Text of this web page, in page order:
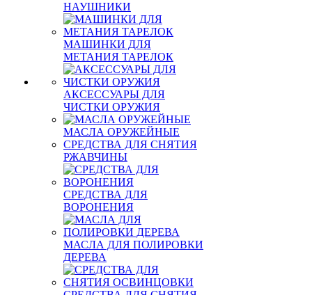
НАУШНИКИ
МАШИНКИ ДЛЯ
МЕТАНИЯ ТАРЕЛОК
АКСЕССУАРЫ ДЛЯ
ЧИСТКИ ОРУЖИЯ
МАСЛА ОРУЖЕЙНЫЕ
СРЕДСТВА ДЛЯ СНЯТИЯ
РЖАВЧИНЫ
СРЕДСТВА ДЛЯ
ВОРОНЕНИЯ
МАСЛА ДЛЯ ПОЛИРОВКИ
ДЕРЕВА